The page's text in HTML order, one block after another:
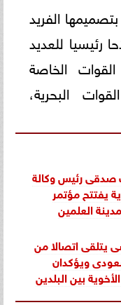
الفريد
رئيسيا للعديد
الخاصة
البحرية،
صدقى رئيس وكالة
يفتتح مؤتمر
العلمين
يتلقى اتصالا من
ويؤكدان
بين البلدين